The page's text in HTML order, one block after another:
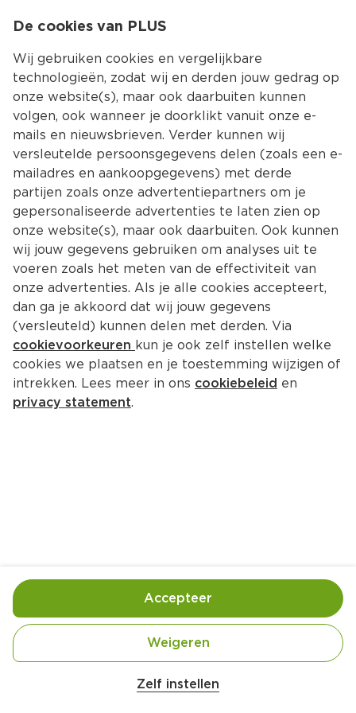
Kies jouw
Ingrediënten Bereiding
De cookies van PLUS
Wij gebruiken cookies en vergelijkbare
technologieën, zodat wij en derden jouw gedrag op
onze website(s), maar ook daarbuiten kunnen
volgen, ook wanneer je doorklikt vanuit onze e-
mails en nieuwsbrieven. Verder kunnen wij
versleutelde persoonsgegevens delen (zoals een e-
mailadres en aankoopgegevens) met derde
partijen zoals onze advertentiepartners om je
gepersonaliseerde advertenties te laten zien op
onze website(s), maar ook daarbuiten. Ook kunnen
wij jouw gegevens gebruiken om analyses uit te
voeren zoals het meten van de effectiviteit van
onze advertenties. Als je alle cookies accepteert,
dan ga je akkoord dat wij jouw gegevens
(versleuteld) kunnen delen met derden. Via
cookievoorkeuren kun je ook zelf instellen welke
cookies we plaatsen en je toestemming wijzigen of
intrekken. Lees meer in ons cookiebeleid en
privacy statement.
Zelf instellen
Weigeren
Accepteer